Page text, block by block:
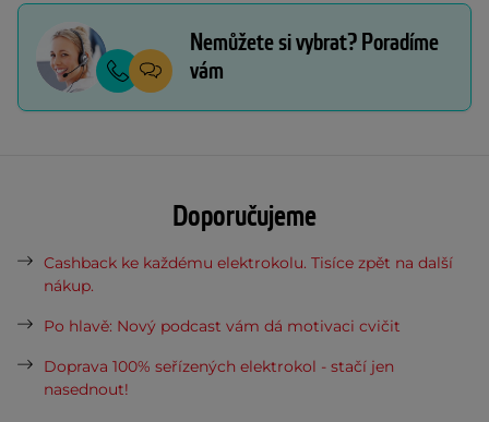
Nemůžete si vybrat? Poradíme
vám
Doporučujeme
Cashback ke každému elektrokolu. Tisíce zpět na další
nákup.
Po hlavě: Nový podcast vám dá motivaci cvičit
Doprava 100% seřízených elektrokol - stačí jen
nasednout!